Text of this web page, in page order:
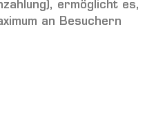
ermöglicht es,
an Besuchern